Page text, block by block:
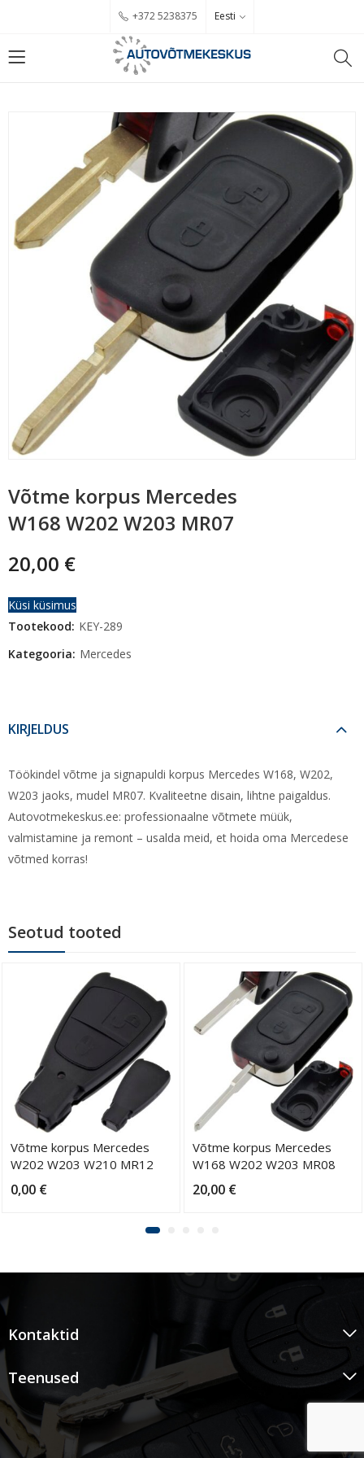
+372 5238375 Eesti
Võtme korpus Mercedes
W168 W202 W203 MR07
20,00 €
Küsi küsimus
Tootekood: KEY-289
Kategooria: Mercedes
KIRJELDUS
Töökindel võtme ja signapuldi korpus Mercedes W168, W202,
W203 jaoks, mudel MR07. Kvaliteetne disain, lihtne paigaldus.
Autovotmekeskus.ee: professionaalne võtmete müük,
valmistamine ja remont – usalda meid, et hoida oma Mercedese
võtmed korras!
Seotud tooted
Võtme korpus Mercedes
W202 W203 W210 MR12
0,00 €
Võtme korpus Mercedes
W168 W202 W203 MR08
20,00 €
Kontaktid
Teenused